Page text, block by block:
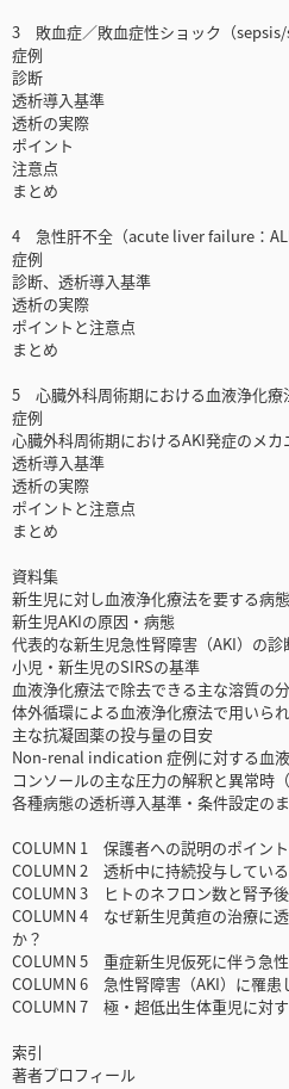
3 敗血症／敗血症性ショック（sepsis/
症例
診断
透析導入基準
透析の実際
ポイント
注意点
まとめ
4 急性肝不全（acute liver failure：ALF
症例
診断、透析導入基準
透析の実際
ポイントと注意点
まとめ
5 心臓外科周術期における血液浄化療
症例
心臓外科周術期におけるAKI発症のメカ
透析導入基準
透析の実際
ポイントと注意点
まとめ
資料集
新生児に対し血液浄化療法を要する病態
新生児AKIの原因・病態
代表的な新生児急性腎障害（AKI）の診
小児・新生児のSIRSの基準
血液浄化療法で除去できる主な溶質の
体外循環による血液浄化療法で用いら
主な抗凝固薬の投与量の目安
Non-renal indication 症例に対する血
コンソールの主な圧力の解釈と異常時
各種病態の透析導入基準・条件設定の
COLUMN 1 保護者への説明のポイント
COLUMN 2 透析中に持続投与してい
COLUMN 3 ヒトのネフロン数と腎予後
COLUMN 4 なぜ新生児黄疸の治療に
か？
COLUMN 5 重症新生児仮死に伴う急性
COLUMN 6 急性腎障害（AKI）に罹患
COLUMN 7 極・超低出生体重児に対
索引
著者プロフィール